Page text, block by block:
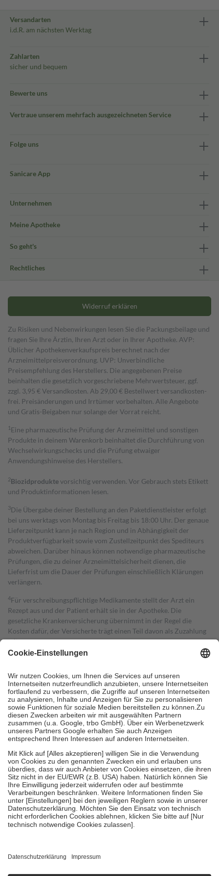
Versandarten
i.d.R. am nächsten Werktag
Zahlarten
sicher und bequem
Bewerte uns
Vertraue unserem mehrfach ausgezeichneten Service
Folge uns
Sanicare App
Unternehmen
Meine Apotheke
So geht's
Rechtliches
Widerruf erklären
Zu Risiken und Nebenwirkungen lesen Sie die Packungsbeilage und
fragen Sie Ihre Ärztin, Ihren Arzt oder in Ihrer Apotheke. AVP:
Üblicher Apothekenverkaufspreis berechnet nach der
Arzneimittelpreisverordnung. UVP: Unverbindliche
Preisempfehlung des Herstellers. Die angegebenen Preise
beinhalten die gesetzlich vorgeschriebene Mehrwertsteuer, ggf.
zzgl. 3,95 € Versandkosten. Ab 29,00 € Bestell­wert versand­kosten­
frei. Preisänderungen und Irrtümer vorbehalten. Alle Angebote
und Gratis-Beigaben nur solange der Vorrat reicht.
1 Eine pharmazeutische Prüfung der Arzneimittel und sonstigen
Produkte in deinem Warenkorb beinhaltet die Durchführung von
Wechselwirkungschecks und die Prüfung etwaiger
Anwendungshinweise des Herstellers.
2Biozidproduktevorsichtig verwenden. Vor Gebrauch stets Etikett
und Produktinformationen lesen.
3Die Übergabe deiner Bestellung an den Paketdienstleister erfolgt
bei uns werktags von Montag bis Freitag bis 18:00 Uhr. Der genaue
Lieferzeitpunkt kann je nach Region und in Abhängigkeit der
Produktverfügbarkeit sowie vom Zustellzeitpunkt des Spediteurs
abweichen. Darüber hinaus können notwendige pharmazeutische
Prüfungen, die zu deiner Arzneimittelsicherheit dienen, die
Lieferfrist um die Dauer der Prüfungen einschließlich Klärungen
verlängern.
4Für verschreibungspflichtige Medikamente stellt der Arzt ein
Rezept aus und der Patient erhält sie in der Apotheke. Die
gesetzliche Krankenversicherung übernimmt in der Regel die
Kosten dafür, der Versicherte trägt einen Teil davon als Zuzahlung
mit.
Grundsätzlich leisten Mitglieder Zuzahlungen in Höhe von zehn
höchstens zehn Euro.
Es sind jedoch nie mehr als die tatsächlichen
Kosten der Leistung zu entrichten.
Diese Regeln gelten grundsätzlich auch für Online-Apotheken.
Bei Heilmitteln und häuslicher Krankenpflege beträgt die
Zuzahlung zehn Prozent der Kosten sowie zehn Euro je
Verordnung.
Um das Engagement der Versicherten für ihre eigene Gesundheit zu
stärken und die besondere Stellung der Familie zu unterstützen,
fallenkeine Zuzahlungenan bei:
• Kindern und Jugendlichen bis zum vollendeten 18. Lebensjahr
mit Ausnahme der Fahrkosten
• Untersuchungen zur Vorsorge und Früherkennung, die von der
GKV getragen werden
• empfohlenen Schutzimpfungen
• Harn- und Blutteststreifen
getroffen, um sicherzustellen, dass es sich um echte Bewertungen